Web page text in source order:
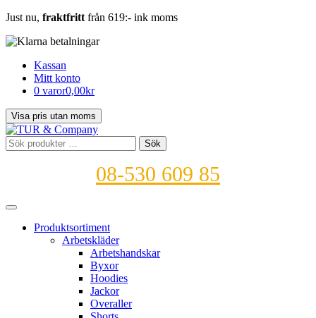
Just nu, fraktfritt från 619:- ink moms
Kassan
Mitt konto
0 varor0,00kr
Sök
efter:
Sök
08-530 609 85
Produktsortiment
Arbetskläder
Arbetshandskar
Byxor
Hoodies
Jackor
Overaller